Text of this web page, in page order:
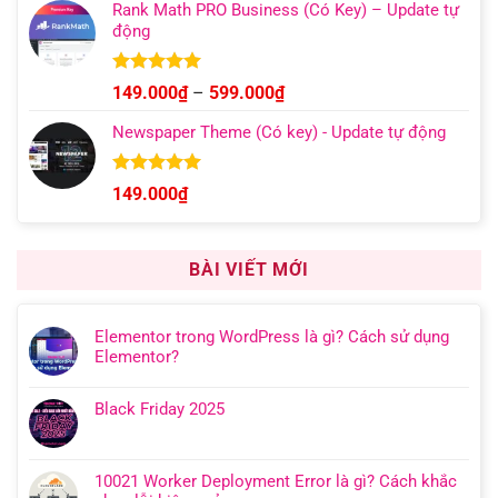
Rank Math PRO Business (Có Key) – Update tự
động
Được xếp
hạng 5.00
5 sao
149.000₫ – 599.000₫Khoảng
từ
Newspaper Theme (Có key) - Update tự động
Được xếp
hạng 4.92
149.000₫
BÀI VIẾT MỚI
Elementor trong WordPress là gì? Cách sử dụng
Elementor?
Black Friday 2025
10021 Worker Deployment Error là gì? Cách khắc